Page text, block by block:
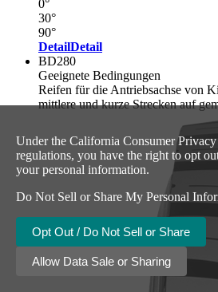
Under the California Consumer
regulations, you have the right to opt
your personal information.
Do Not Sell or Share My Personal
Opt Out / Do Not Sell or Share
Allow Data Sale or Sharing
0°
30°
90°
DetailDetail
BD280
Geeignete Bedingungen
Reifen für die Antriebsachse von
mittlere und kurze Strecken auf